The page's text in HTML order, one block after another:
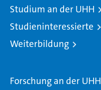
Studium an der UHH
Studieninteressierte
Weiterbildung
Forschung an der UHH